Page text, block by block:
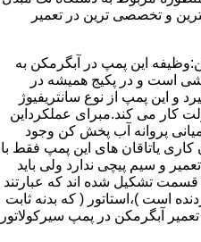
و تخصصی ترین در تعمیر
این پمپ در آبگرمکن به
است و در پکیج همیشه در
این پمپ از نوع سانتریفیوژ
از مرکز) بوده و با برق 220 ولت کار می کند.مبرای عملکرداین
پروانه آب پخش کن وجود
یاتاقان های این پمپ فقط با
و سیم پیچی ندارد ولی باید
تشکیل شده اند که عبارتند
است )،استاتور ( که بدنه ثابت
آبگرمکن در پمپ سیرکولاتور